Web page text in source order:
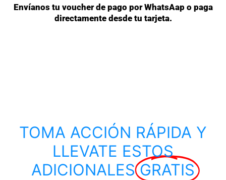
Envíanos tu voucher de pago por WhatsAap o paga
directamente desde tu tarjeta.
TOMA ACCIÓN RÁPIDA Y
LLEVATE ESTOS
ADICIONALES GRATIS